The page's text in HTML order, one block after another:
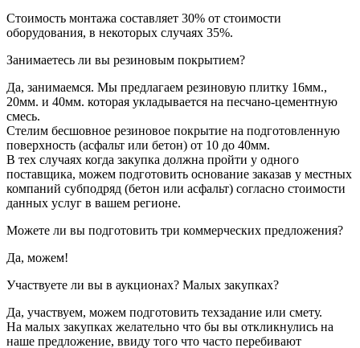
Стоимость монтажа составляет 30% от стоимости
оборудования, в некоторых случаях 35%.
Занимаетесь ли вы резиновым покрытием?
Да, занимаемся. Мы предлагаем резиновую плитку 16мм.,
20мм. и 40мм. которая укладывается на песчано-цементную
смесь.
Стелим бесшовное резиновое покрытие на подготовленную
поверхность (асфальт или бетон) от 10 до 40мм.
В тех случаях когда закупка должна пройти у одного
поставщика, можем подготовить основание заказав у местных
компаний субподряд (бетон или асфальт) согласно стоимости
данных услуг в вашем регионе.
Можете ли вы подготовить три коммерческих предложения?
Да, можем!
Участвуете ли вы в аукционах? Малых закупках?
Да, участвуем, можем подготовить техзадание или смету.
На малых закупках желательно что бы вы откликнулись на
наше предложение, ввиду того что часто перебивают